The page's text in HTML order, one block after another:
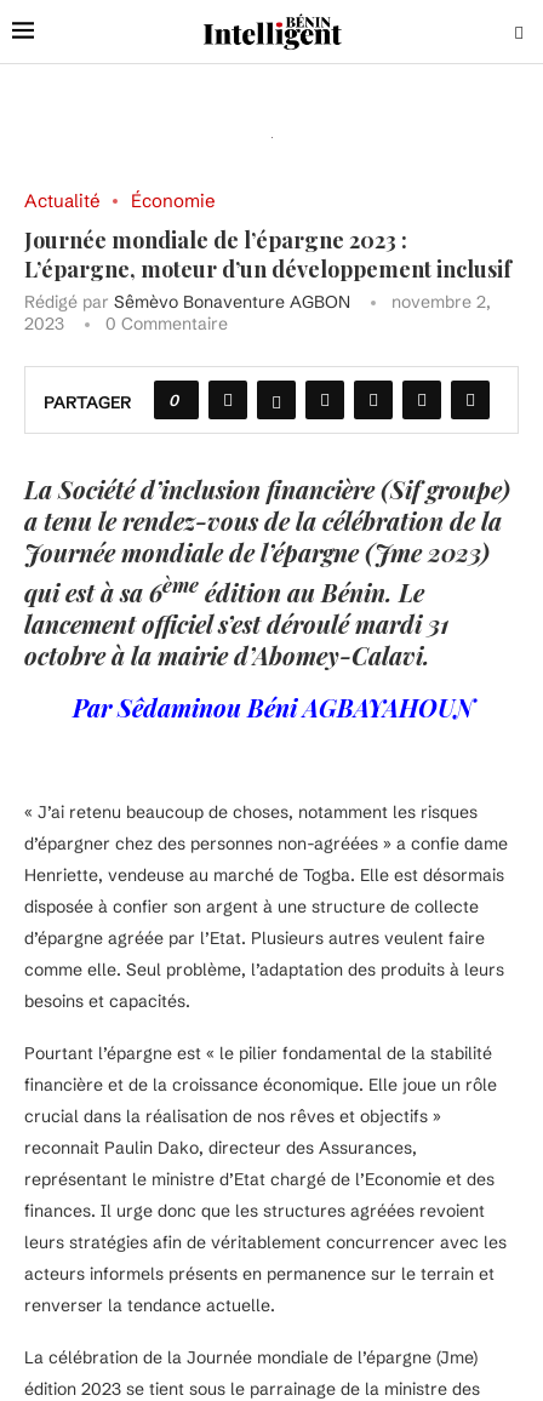
Actualité Économie
Journée mondiale de l’épargne 2023 :
L’épargne, moteur d’un développement inclusif
Rédigé par Sêmèvo Bonaventure AGBON
novembre 2,
2023
0 Commentaire
PARTAGER 0
La Société d’inclusion financière (Sif groupe)
a tenu le rendez-vous de la célébration de la
Journée mondiale de l’épargne (Jme 2023)
qui est à sa 6ème édition au Bénin. Le
lancement officiel s’est déroulé mardi 31
octobre à la mairie d’Abomey-Calavi.
Par Sêdaminou Béni AGBAYAHOUN
« J’ai retenu beaucoup de choses, notamment les risques
d’épargner chez des personnes non-agréées » a confie dame
Henriette, vendeuse au marché de Togba. Elle est désormais
disposée à confier son argent à une structure de collecte
d’épargne agréée par l’Etat. Plusieurs autres veulent faire
comme elle. Seul problème, l’adaptation des produits à leurs
besoins et capacités.
Pourtant l’épargne est « le pilier fondamental de la stabilité
financière et de la croissance économique. Elle joue un rôle
crucial dans la réalisation de nos rêves et objectifs »
reconnait Paulin Dako, directeur des Assurances,
représentant le ministre d’Etat chargé de l’Economie et des
finances. Il urge donc que les structures agréées revoient
leurs stratégies afin de véritablement concurrencer avec les
acteurs informels présents en permanence sur le terrain et
renverser la tendance actuelle.
La célébration de la Journée mondiale de l’épargne (Jme)
édition 2023 se tient sous le parrainage de la ministre des